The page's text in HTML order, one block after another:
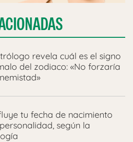
revela cuál es el signo
del zodiaco: «No forzaría
tu fecha de nacimiento
según la